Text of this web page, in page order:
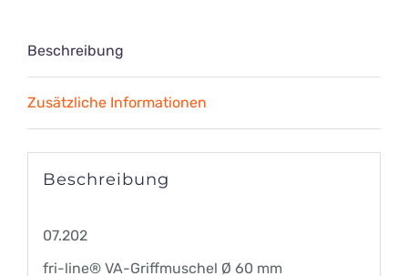
Beschreibung
Zusätzliche Informationen
Beschreibung
07.202
fri-line® VA-Griffmuschel Ø 60 mm